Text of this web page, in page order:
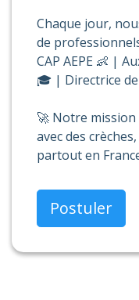
Chaque jour,
de
CAP AEPE 👶 |
🎓 | Directrice de
🚀 Notre
avec des
partout en
Postuler